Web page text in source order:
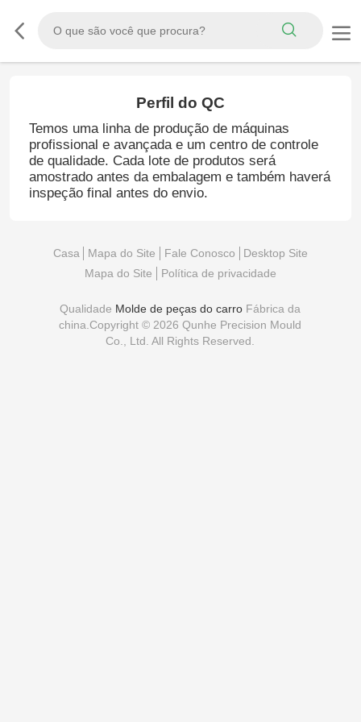
Perfil do QC
Temos uma linha de produção de máquinas
profissional e avançada e um centro de controle
de qualidade. Cada lote de produtos será
amostrado antes da embalagem e também haverá
inspeção final antes do envio.
Casa Mapa do Site Fale Conosco
Desktop Site
Mapa do Site
Política de privacidade
Qualidade Molde de peças do carro Fábrica da
china.Copyright © 2026 Qunhe Precision Mould
Co., Ltd. All Rights Reserved.